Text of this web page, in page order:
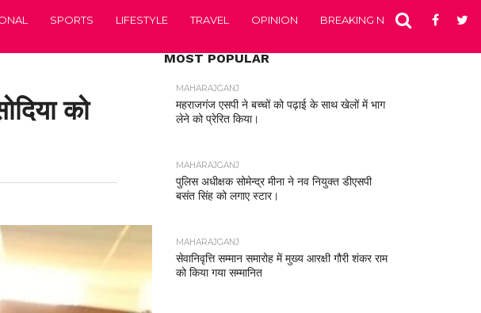
SPORTS LIFESTYLE TRAVEL OPINION BREAKING NEWS
को
MOST POPULAR
MAHARAJGANJ
महराजगंज एसपी ने बच्चों को पढ़ाई के साथ खेलों में भाग
लेने को प्रेरित किया।
MAHARAJGANJ
पुलिस अधीक्षक सोमेन्द्र मीना ने नव नियुक्त डीएसपी
बसंत सिंह को लगाए स्टार।
MAHARAJGANJ
सेवानिवृत्ति सम्मान समारोह में मुख्य आरक्षी गौरी शंकर राम
को किया गया सम्मानित